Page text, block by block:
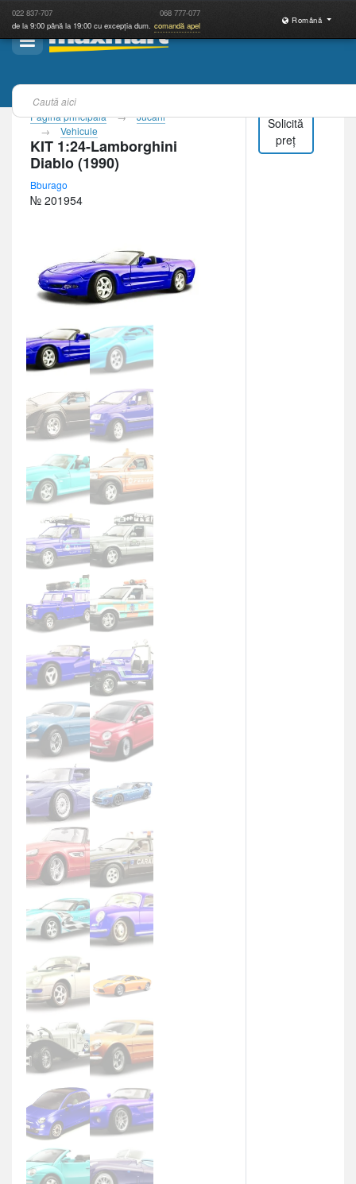
022 837-707 068 777-077
de la 9:00 până la 19:00 cu excepția dum. comandă apel
Română
Pagina principală
Jucării
Vehicule
KIT 1:24-Lamborghini
Diablo (1990)
Bburago
№ 201954
Solicită
preț